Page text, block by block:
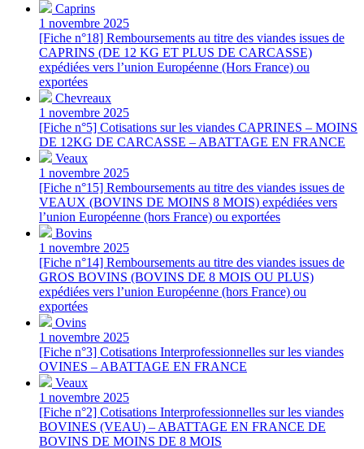
Caprins
1 novembre 2025
[Fiche n°18] Remboursements au titre des viandes issues de
CAPRINS (DE 12 KG ET PLUS DE CARCASSE)
expédiées vers l’union Européenne (Hors France) ou
exportées
Chevreaux
1 novembre 2025
[Fiche n°5] Cotisations sur les viandes CAPRINES – MOINS
DE 12KG DE CARCASSE – ABATTAGE EN FRANCE
Veaux
1 novembre 2025
[Fiche n°15] Remboursements au titre des viandes issues de
VEAUX (BOVINS DE MOINS 8 MOIS) expédiées vers
l’union Européenne (hors France) ou exportées
Bovins
1 novembre 2025
[Fiche n°14] Remboursements au titre des viandes issues de
GROS BOVINS (BOVINS DE 8 MOIS OU PLUS)
expédiées vers l’union Européenne (hors France) ou
exportées
Ovins
1 novembre 2025
[Fiche n°3] Cotisations Interprofessionnelles sur les viandes
OVINES – ABATTAGE EN FRANCE
Veaux
1 novembre 2025
[Fiche n°2] Cotisations Interprofessionnelles sur les viandes
BOVINES (VEAU) – ABATTAGE EN FRANCE DE
BOVINS DE MOINS DE 8 MOIS